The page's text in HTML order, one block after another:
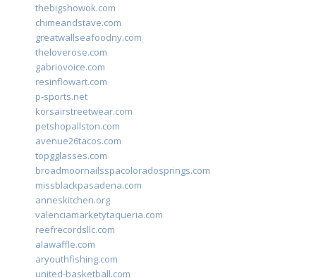
thebigshowok.com
chimeandstave.com
greatwallseafoodny.com
theloverose.com
gabriovoice.com
resinflowart.com
p-sports.net
korsairstreetwear.com
petshopallston.com
avenue26tacos.com
topgglasses.com
broadmoornailsspacoloradosprings.com
missblackpasadena.com
anneskitchen.org
valenciamarketytaqueria.com
reefrecordsllc.com
alawaffle.com
aryouthfishing.com
united-basketball.com